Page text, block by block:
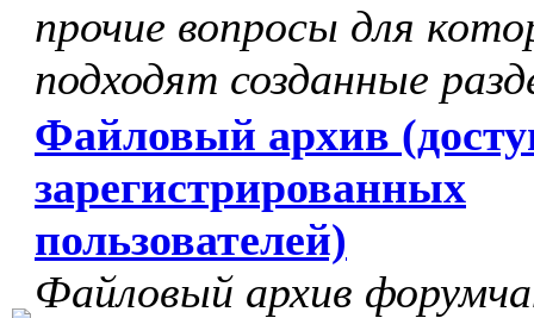
прочие вопросы для
подходят созданные
Файловый архив
зарегистрированных
пользователей)
Файловый архив